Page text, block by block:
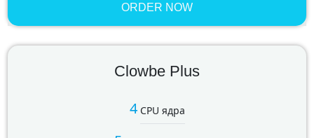
ORDER NOW
Clowbe Plus
4 CPU ядра